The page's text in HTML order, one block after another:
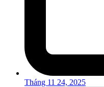
Tháng 11 24, 2025